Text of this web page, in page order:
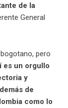
de la
General
pero
es un orgullo
y
de
como lo